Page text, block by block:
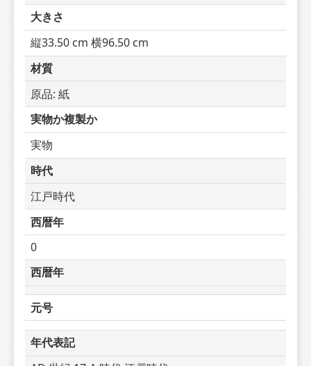
大きさ
縦33.50 cm 横96.50 cm
材質
原品: 紙
実物か複製か
実物
時代
江戸時代
西暦年
0
西暦年
元号
年代表記